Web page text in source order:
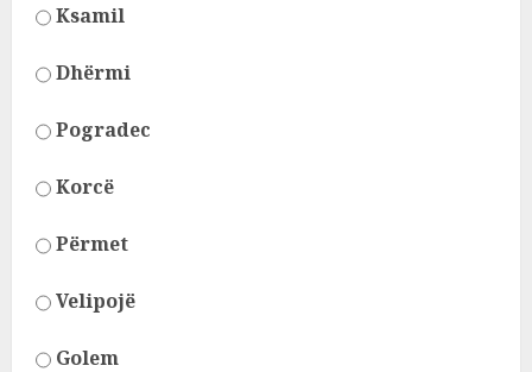
Ksamil
Dhërmi
Pogradec
Korcë
Përmet
Velipojë
Golem